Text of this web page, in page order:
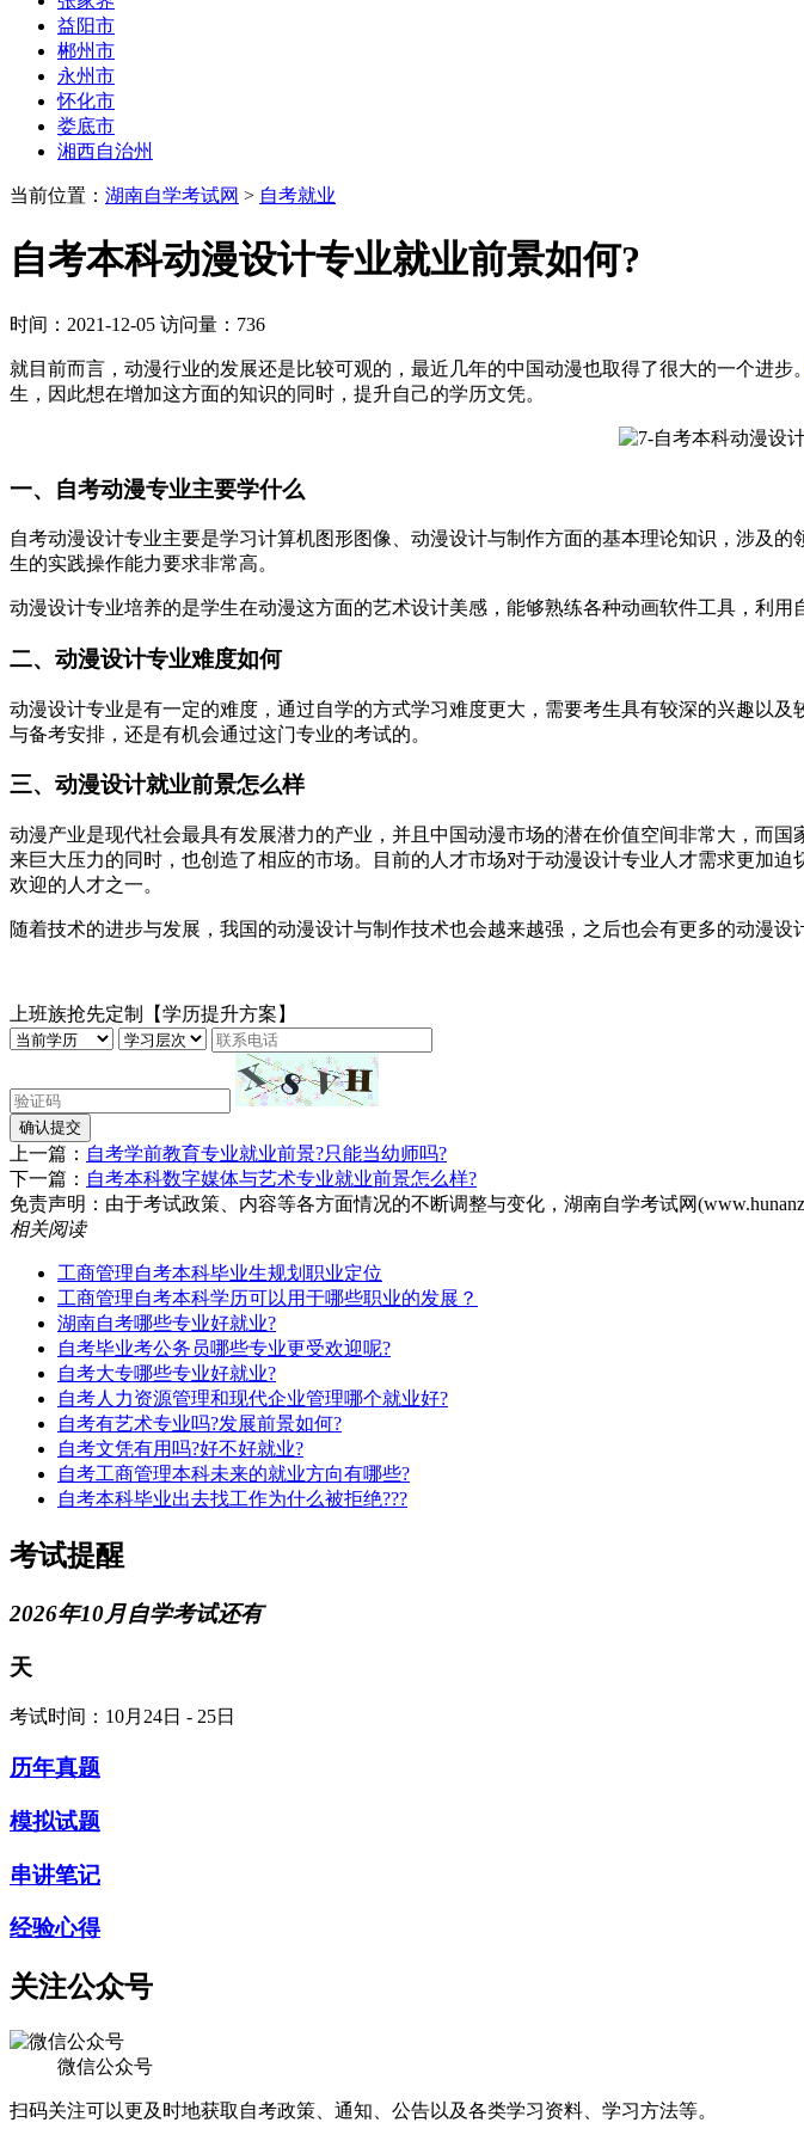
益阳市
郴州市
永州市
怀化市
娄底市
湘西自治州
当前位置： 湖南自学考试网 > 自考就业
自考本科动漫设计专业就业前景如何?
时间：2021-12-05 访问量：736
就目前而言，动漫行业的发展还是比较可观的，最近几年的中国动漫也取得了很大的一个进步。
生，因此想在增加这方面的知识的同时，提升自己的学历文凭。
一、自考动漫专业主要学什么
自考动漫设计专业主要是学习计算机图形图像、动漫设计与制作方面的基本理论知识，涉及
生的实践操作能力要求非常高。
动漫设计专业培养的是学生在动漫这方面的艺术设计美感，能够熟练各种动画软件工具，利
二、动漫设计专业难度如何
动漫设计专业是有一定的难度，通过自学的方式学习难度更大，需要考生具有较深的兴趣以
与备考安排，还是有机会通过这门专业的考试的。
三、动漫设计就业前景怎么样
动漫产业是现代社会最具有发展潜力的产业，并且中国动漫市场的潜在价值空间非常大，而
来巨大压力的同时，也创造了相应的市场。目前的人才市场对于动漫设计专业人才需求更加
欢迎的人才之一。
随着技术的进步与发展，我国的动漫设计与制作技术也会越来越强，之后也会有更多的动漫
上班族抢先定制【学历提升方案】
确认提交
上一篇： 自考学前教育专业就业前景?只能当幼师吗?
下一篇： 自考本科数字媒体与艺术专业就业前景怎么样?
免责声明：由于考试政策、内容等各方面情况的不断调整与变化，湖南自学考试网
相关阅读
工商管理自考本科毕业生规划职业定位
工商管理自考本科学历可以用于哪些职业的发展？
湖南自考哪些专业好就业?
自考毕业考公务员哪些专业更受欢迎呢?
自考大专哪些专业好就业?
自考人力资源管理和现代企业管理哪个就业好?
自考有艺术专业吗?发展前景如何?
自考文凭有用吗?好不好就业?
自考工商管理本科未来的就业方向有哪些?
自考本科毕业出去找工作为什么被拒绝???
考试提醒
2026年10月自学考试还有
天
考试时间：10月24日 - 25日
历年真题
模拟试题
串讲笔记
经验心得
关注公众号
微信公众号
扫码关注可以更及时地获取自考政策、通知、公告以及各类学习资料、学习方法等。